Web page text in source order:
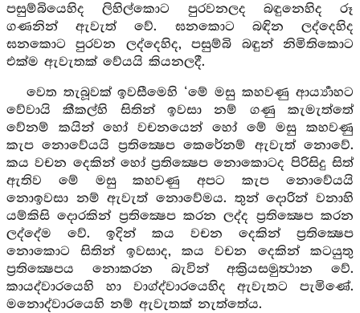
පසුම්බියෙහිද ලිහිල්කොට පුරවනලද බඳුනෙහිද රූ
ගණනින් ඇවැත් වේ. ඝනකොට බඳින ලද්දෙහිද
ඝනකොට පුරවන ලද්දෙහිද, පසුම්බි බඳුන් නිමිතිකොට
එක්ම ඇවැතක් වේයයි කියනලදී.
වෙත තැබූවක් ඉවසීමෙහි ‘මේ මසු කහවණු ආර්‍ය්‍යාහට
වේවායි කීකල්හි සිතින් ඉවසා නම් ගණු කැමැත්තේ
වේනම් කයින් හෝ වචනයෙන් හෝ මේ මසු කහවණු
කැප නොවේයයි ප්‍රතික්‍ෂෙප කෙරේනම් ඇවැත් නොවේ.
කය වචන දෙකින් හෝ ප්‍රතික්‍ෂෙප නොකොටද පිරිසිදු සිත්
ඇතිව මේ මසු කහවණු අපට කැප නොවේයයි
නොඉවසා නම් ඇවැත් නොවේමය. තුන් දොරින් වනාහි
යම්කිසි දොරකින් ප්‍රතික්‍ෂෙප කරන ලද්ද ප්‍රතික්‍ෂෙප කරන
ලද්දේම වේ. ඉදින් කය වචන දෙකින් ප්‍රතික්‍ෂෙප
නොකොට සිතින් ඉවසාද, කය වචන දෙකින් කටයුතු
ප්‍රතික්‍ෂෙපය නොකරන බැවින් අක්‍රියසමුත්‍ථාන වේ.
කායද්වාරයෙහි හා වාග්ද්වාරයෙහිද ඇවැතට පැමිණේ.
මනොද්වාරයෙහි නම් ඇවැතක් නැත්තේය.